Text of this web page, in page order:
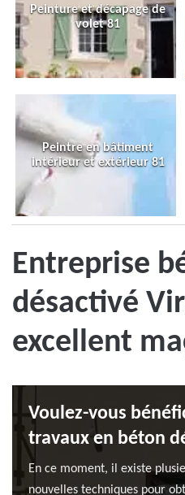
Peinture et décapage de
volet 81
Peintre en bâtiment
intérieur et extérieur 81
Entreprise
désactivé
excellent
Voulez-vous
travaux en béton
En ce moment, il existe
nouvelles techniques pour